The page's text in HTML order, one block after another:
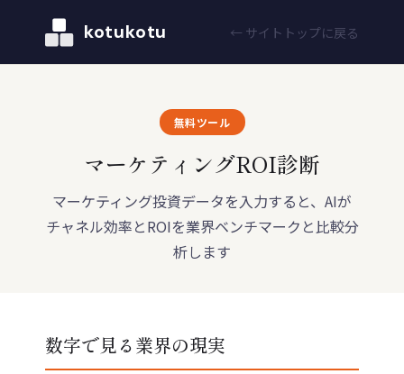
kotukotu ← サイトトップに戻る
無料ツール
マーケティングROI診断
マーケティング投資データを入力すると、AIが
チャネル効率とROIを業界ベンチマークと比較分
析します
数字で見る業界の現実